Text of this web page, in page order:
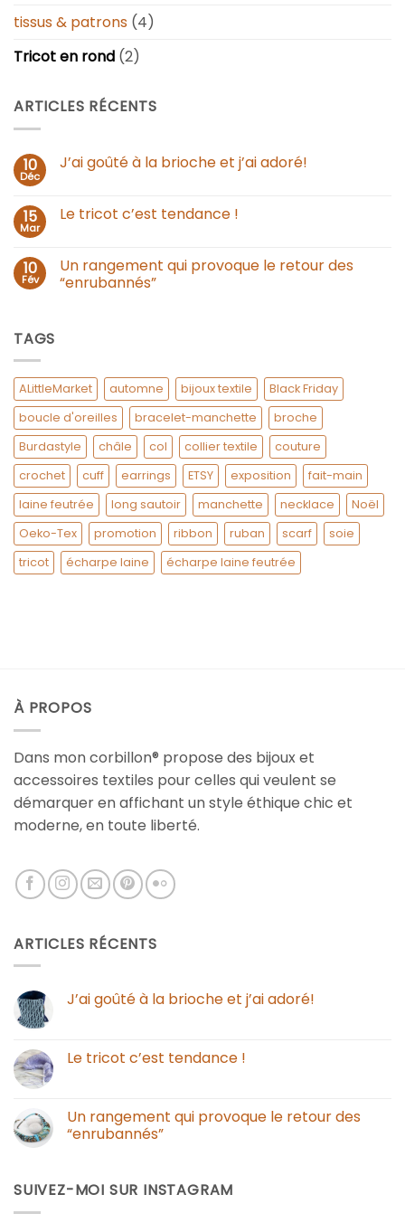
tissus & patrons (4)
Tricot en rond (2)
ARTICLES RÉCENTS
10
Déc
J’ai goûté à la brioche et j’ai adoré!
15
Mar
Le tricot c’est tendance !
10
Fév
Un rangement qui provoque le retour des
“enrubannés”
TAGS
ALittleMarket automne bijoux textile
Black Friday
boucle d'oreilles
bracelet-manchette
broche
Burdastyle
châle col collier textile
couture
crochet
cuff earrings ETSY exposition
fait-main
laine feutrée
long sautoir manchette necklace
Noël
Oeko-Tex
promotion ribbon ruban scarf
soie
tricot
écharpe laine écharpe laine feutrée
À PROPOS
Dans mon corbillon® propose des bijoux et
accessoires textiles pour celles qui veulent se
démarquer en affichant un style éthique chic et
moderne, en toute liberté.
ARTICLES RÉCENTS
J’ai goûté à la brioche et j’ai adoré!
Le tricot c’est tendance !
Un rangement qui provoque le retour des
“enrubannés”
SUIVEZ-MOI SUR INSTAGRAM